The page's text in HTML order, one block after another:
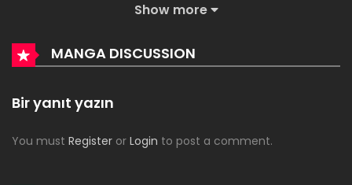
Show more
MANGA DISCUSSION
Bir yanıt yazın
You must Register or Login to post a comment.